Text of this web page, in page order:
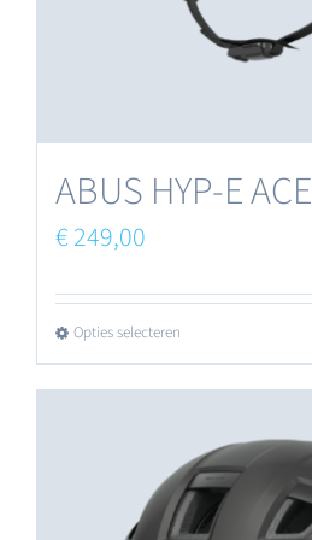
de
ABUS HYP-E ACE
€249,00
Opties selecteren
product
meerdere
variaties.